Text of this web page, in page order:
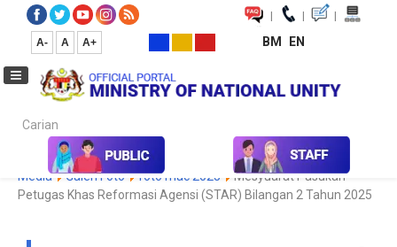
| | |
A- A A+ BM EN
Carian...
Media Media Collection Photo 2024
Koleksi
Media
Galeri Foto foto mac 2025
Mesyuarat Pasukan
Petugas Khas Reformasi Agensi (STAR) Bilangan 2 Tahun 2025